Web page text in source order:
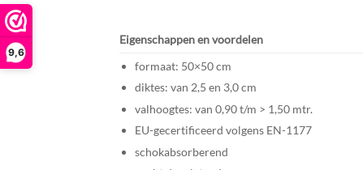
9,6
Eigenschappen en voordelen
formaat: 50×50 cm
diktes: van 2,5 en 3,0 cm
valhoogtes: van 0,90 t/m > 1,50 mtr.
EU-gecertificeerd volgens EN-1177
schokabsorberend